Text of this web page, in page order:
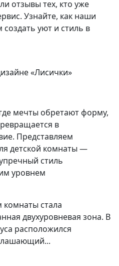
отзывы тех, кто уже
Узнайте, как наши
уют и стиль в
«Лисички»
мечты обретают форму,
в
Представляем
детской комнаты —
стиль
уровнем
стала
двухуровневая зона. В
расположился